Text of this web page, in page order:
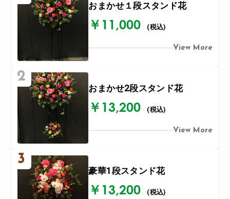
おまかせ１段スタンド花
￥11,000 (税込)
View More
2
おまかせ2段スタンド花
￥13,200 (税込)
View More
3
豪華1段スタンド花
￥13,200 (税込)